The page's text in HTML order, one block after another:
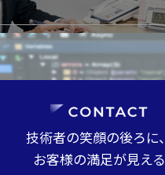
技術者の笑顔の後ろに、
お客様の満足が見える